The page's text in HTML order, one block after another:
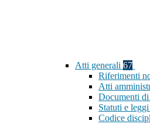
Atti generali 67
Riferimenti
Atti
Documenti di
Statuti e
Codice